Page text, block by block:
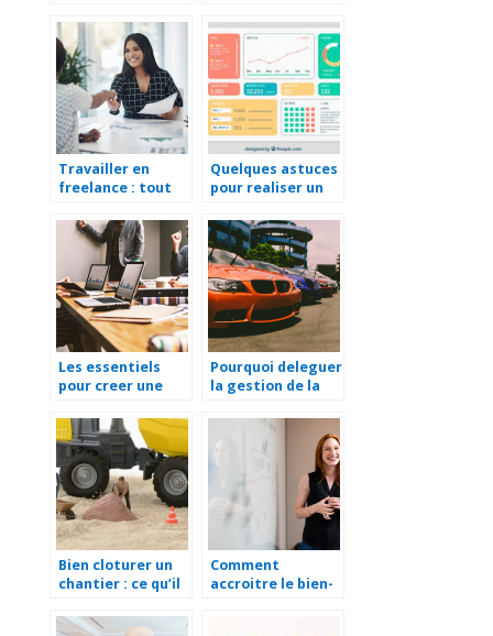
holding
Travailler en
freelance : tout
quelques minutes
Quelques astuces
pour realiser un
d’entreprise
Les essentiels
pour creer une
Pourquoi deleguer
la gestion de la
votre entreprise ?
Bien cloturer un
chantier : ce qu’il
Comment
accroitre le bien-